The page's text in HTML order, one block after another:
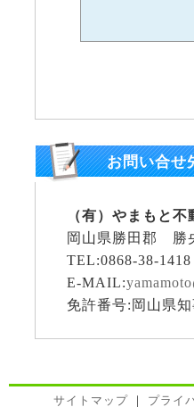
お問い合せ
（有）やまもと不
岡山県勝田郡 勝
TEL:0868-38-
E-MAIL:
免許番号:岡山県
サイトマップ ｜ プライ